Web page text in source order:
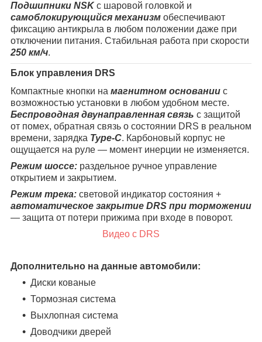
Подшипники NSKс шаровой головкой и
самоблокирующийся механизм обеспечивают
фиксацию антикрыла в любом положении даже при
отключении питания. Стабильная работа при скорости
250 км/ч.
Блок управления DRS
Компактные кнопки на магнитном основании с
возможностью установки в любом удобном месте.
Беспроводная двунаправленная связь с защитой
от помех, обратная связь о состоянии DRS в реальном
времени, зарядка Type-C. Карбоновый корпус не
ощущается на руле — момент инерции не изменяется.
Режим шоссе: раздельное ручное управление
открытием и закрытием.
Режим трека: световой индикатор состояния +
автоматическое закрытие DRS при торможении
— защита от потери прижима при входе в поворот.
Видео с DRS
Дополнительно на данные автомобили:
Диски кованые
Тормозная система
Выхлопная система
Доводчики дверей